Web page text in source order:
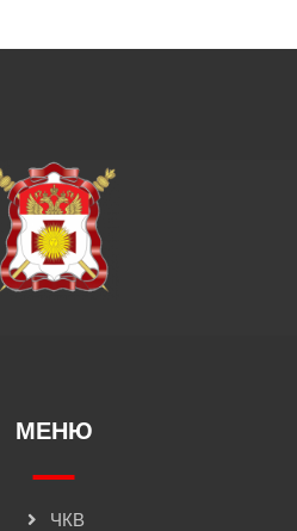
МЕНЮ
ЧКВ